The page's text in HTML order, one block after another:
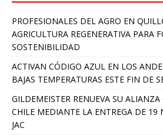
PROFESIONALES DEL AGRO EN
AGRICULTURA REGENERATIVA PARA
SOSTENIBILIDAD
ACTIVAN CÓDIGO AZUL EN LOS
BAJAS TEMPERATURAS ESTE FIN DE
GILDEMEISTER RENUEVA SU
CHILE MEDIANTE LA ENTREGA DE 19
JAC